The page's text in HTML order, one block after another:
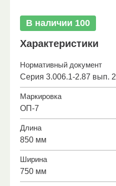
В наличии 100
Характеристики
Нормативный документ
Серия 3.006.1-2.87 вып. 2
Маркировка
ОП-7
Длина
850 мм
Ширина
750 мм